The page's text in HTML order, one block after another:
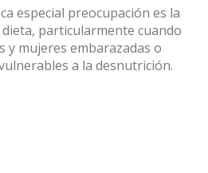
especial preocupación es la
particularmente cuando
y mujeres embarazadas o
a la desnutrición.